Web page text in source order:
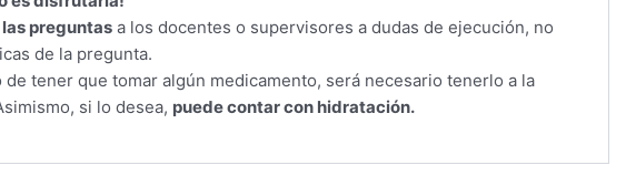
preguntas a los docentes o supervisores a dudas de ejecución, no
de la pregunta.
de tener que tomar algún medicamento, será necesario tenerlo a la
si lo desea, puede contar con hidratación.